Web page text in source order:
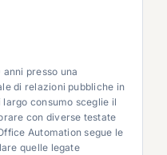
anni presso una
di relazioni pubbliche in
consumo sceglie il
con diverse testate
Automation segue le
quelle legate